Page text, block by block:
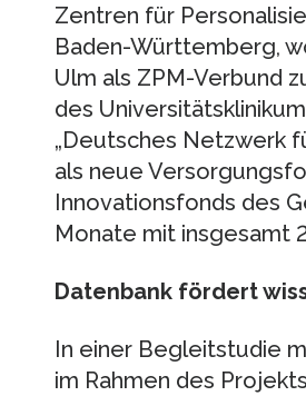
Zentren für
Baden-Württemberg,
Ulm als ZPM-Verbund
des
„Deutsches Netzwerk
als neue
Innovationsfonds des
Monate mit insgesamt
Datenbank fördert
In einer Begleitstudie
im Rahmen des